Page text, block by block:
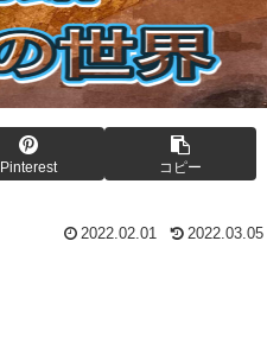
Pinterest コピー
2022.02.01 2022.03.05